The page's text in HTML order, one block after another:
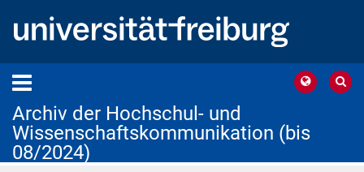
Archiv der Hochschul- und
Wissenschaftskommunikation (bis
08/2024)